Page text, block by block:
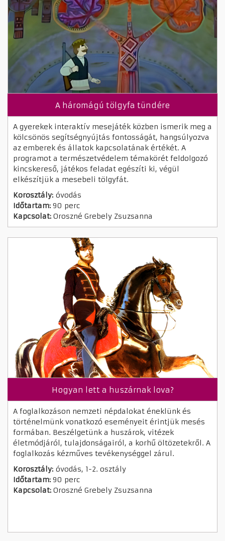
A háromágú tölgyfa tündére
A gyerekek interaktív mesejáték közben ismerik meg a
kölcsönös segítségnyújtás fontosságát, hangsúlyozva
az emberek és állatok kapcsolatának értékét. A
programot a természetvédelem témakörét feldolgozó
kincskereső, játékos feladat egészíti ki, végül
elkészítjük a mesebeli tölgyfát.
Korosztály: óvodás
Időtartam: 90 perc
Kapcsolat: Oroszné Grebely Zsuzsanna
Hogyan lett a huszárnak lova?
A foglalkozáson nemzeti népdalokat éneklünk és
történelmünk vonatkozó eseményeit érintjük mesés
formában. Beszélgetünk a huszárok, vitézek
életmódjáról, tulajdonságairól, a korhű öltözetekről. A
foglalkozás kézműves tevékenységgel zárul.
Korosztály: óvodás, 1-2. osztály
Időtartam: 90 perc
Kapcsolat: Oroszné Grebely Zsuzsanna